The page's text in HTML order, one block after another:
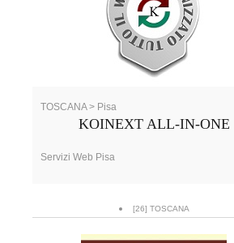
TOSCANA > Pisa
KOINEXT ALL-IN-ONE
Servizi Web Pisa
[26] TOSCANA